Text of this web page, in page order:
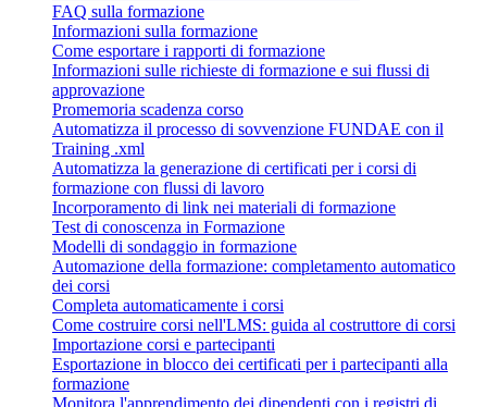
FAQ sulla formazione
Informazioni sulla formazione
Come esportare i rapporti di formazione
Informazioni sulle richieste di formazione e sui flussi di
approvazione
Promemoria scadenza corso
Automatizza il processo di sovvenzione FUNDAE con il
Training .xml
Automatizza la generazione di certificati per i corsi di
formazione con flussi di lavoro
Incorporamento di link nei materiali di formazione
Test di conoscenza in Formazione
Modelli di sondaggio in formazione
Automazione della formazione: completamento automatico
dei corsi
Completa automaticamente i corsi
Come costruire corsi nell'LMS: guida al costruttore di corsi
Importazione corsi e partecipanti
Esportazione in blocco dei certificati per i partecipanti alla
formazione
Monitora l'apprendimento dei dipendenti con i registri di